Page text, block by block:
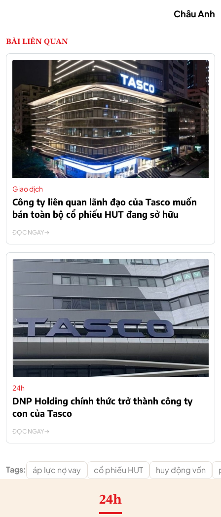
Châu Anh
BÀI LIÊN QUAN
Giao dịch
Công ty liên quan lãnh đạo của Tasco muốn
bán toàn bộ cổ phiếu HUT đang sở hữu
ĐỌC NGAY
24h
DNP Holding chính thức trở thành công ty
con của Tasco
ĐỌC NGAY
Tags: áp lực nợ vay cổ phiếu HUT huy động vốn
24h